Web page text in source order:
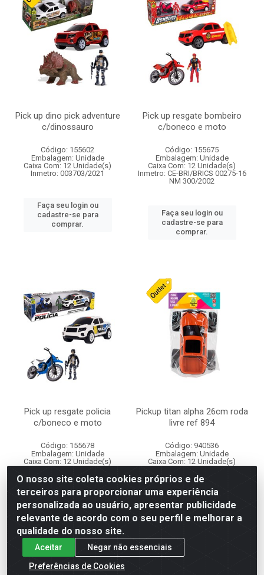
Pick up dino pick adventure
c/dinossauro
Código: 155602
Embalagem: Unidade
Caixa Com: 12 Unidade(s)
Inmetro: 003703/2021
Faça seu login ou
cadastre-se para
comprar.
Pick up resgate bombeiro
c/boneco e moto
Código: 155675
Embalagem: Unidade
Caixa Com: 12 Unidade(s)
Inmetro: CE-BRI/BRICS 00275-16
NM 300/2002
Faça seu login ou
cadastre-se para
comprar.
Pick up resgate policia
c/boneco e moto
Código: 155678
Embalagem: Unidade
Caixa Com: 12 Unidade(s)
NM 300/2002
Faça seu login ou
cadastre-se para
comprar.
Pickup titan alpha 26cm roda
livre ref 894
Código: 940536
Embalagem: Unidade
Caixa Com: 12 Unidade(s)
Faça seu login ou
cadastre-se para
comprar.
O nosso site coleta cookies próprios e de
terceiros para proporcionar uma experiência
personalizada ao usuário, apresentar publicidade
relevante de acordo com o seu perfil e melhorar a
qualidade do nosso site.
Aceitar
Negar não essenciais
Preferências de Cookies